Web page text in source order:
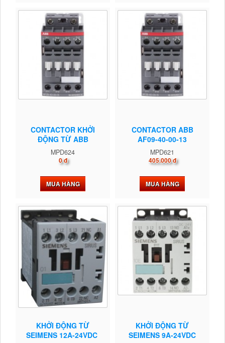
CONTACTOR KHỞI
ĐỘNG TỪ ABB
MPD624
0 đ
MUA HÀNG
CONTACTOR ABB
AF09-40-00-13
MPD621
405.000 đ
MUA HÀNG
KHỞI ĐỘNG TỪ
SEIMENS 12A-24VDC
KHỞI ĐỘNG TỪ
SEIMENS 9A-24VDC